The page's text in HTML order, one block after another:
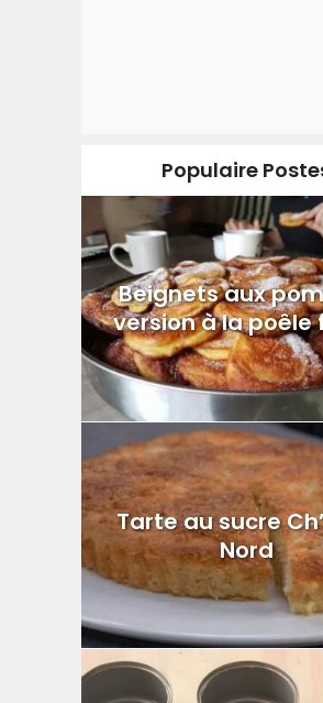
Populaire
Beignets aux
version à la poêle
Tarte au sucre
Nord